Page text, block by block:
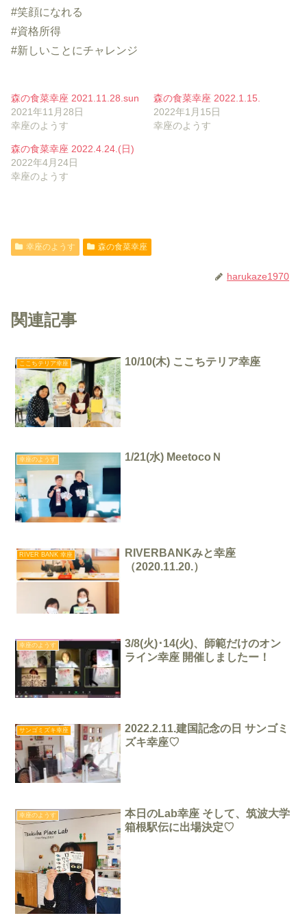
#笑顔になれる
#資格所得
#新しいことにチャレンジ
森の食菜幸座 2021.11.28.sun
2021年11月28日
幸座のようす
森の食菜幸座 2022.1.15.
2022年1月15日
幸座のようす
森の食菜幸座 2022.4.24.(日)
2022年4月24日
幸座のようす
幸座のようす 森の食菜幸座
harukaze1970
関連記事
ここちテリア幸座 10/10(木) ここちテリア幸座
幸座のようす 1/21(水) MeetocoＮ
RIVER BANK 幸座
RIVERBANKみと幸座
（2020.11.20.）
幸座のようす
3/8(火)･14(火)、師範だけのオン
ライン幸座 開催しましたー！
サンゴミズキ幸座
2022.2.11.建国記念の日 サンゴミ
ズキ幸座♡
幸座のようす
本日のLab幸座 そして、筑波大学
箱根駅伝に出場決定♡